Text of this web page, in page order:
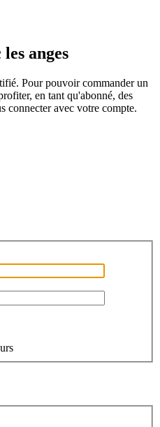
anges
Pour pouvoir commander un
en tant qu'abonné, des
connecter avec votre compte.